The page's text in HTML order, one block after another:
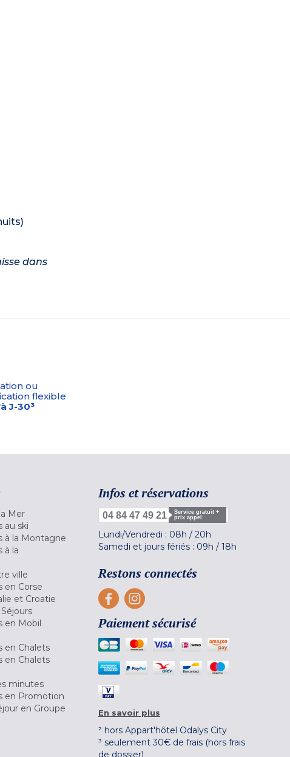
dans
ou
flexible
J-30³
Mer
au ski
à la Montagne
à la
ville
en Corse
et Croatie
en Mobil
en Chalets
en Chalets
minutes
en Promotion
en Groupe
Infos et réservations
04 84 47 49 21
Service gratuit +
prix appel
Lundi/Vendredi : 08h / 20h
Samedi et jours fériés : 09h / 18h
Restons connectés
Paiement sécurisé
En savoir plus
² hors Appart'hôtel Odalys City
³ seulement 30€ de frais (hors frais
de dossier)